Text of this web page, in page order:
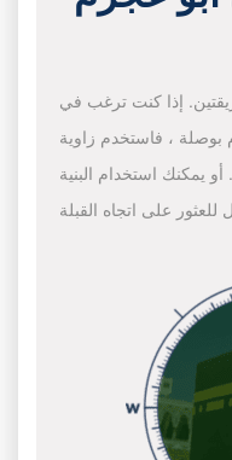
إذا كنت ترغب في
بوصلة ، فاستخدم زاوية
أو يمكنك استخدام البنية